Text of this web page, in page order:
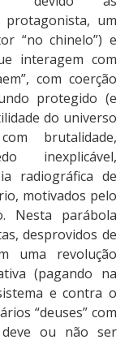
um
“no chinelo”) e
interagem com
com coerção
protegido (e
do universo
brutalidade,
inexplicável,
radiográfica de
motivados pelo
Nesta parábola
desprovidos de
uma revolução
(pagando na
e contra o
“deuses” com
deve ou não ser